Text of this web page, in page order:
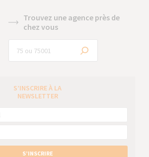
Trouvez une agence près de
chez vous
S’INSCRIRE À LA
NEWSLETTER
S’INSCRIRE